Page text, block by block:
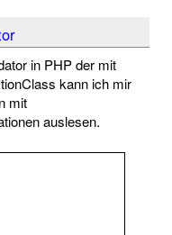
in PHP der mit
kann ich mir
mit
auslesen.